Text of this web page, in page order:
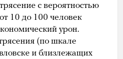
с вероятностью
10 до 100 человек
урон.
(по шкале
и близлежащих